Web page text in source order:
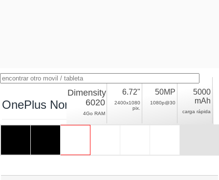
OnePlus Nord N30 SE
Dimensity
6020
4Go RAM
6.72"
2400x1080
pix.
50MP
1080p@30
5000
mAh
carga rápida